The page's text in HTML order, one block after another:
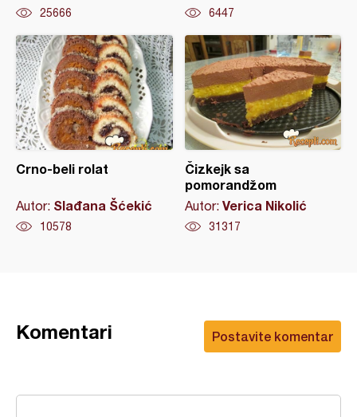
25666 6447
Crno-beli rolat
Autor: Slađana Šćekić
10578
Čizkejk sa
pomorandžom
Autor: Verica Nikolić
31317
Postavite komentar
Komentari